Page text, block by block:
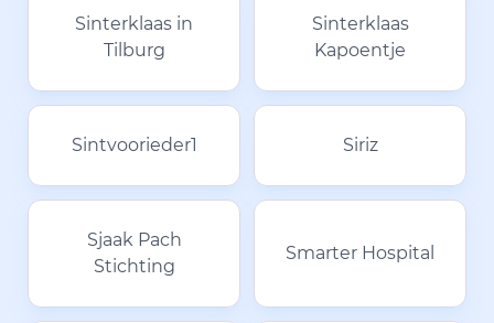
Sinterklaas in
Tilburg
Sinterklaas
Kapoentje
Sintvoorieder1 Siriz
Sjaak Pach
Stichting
Smarter Hospital